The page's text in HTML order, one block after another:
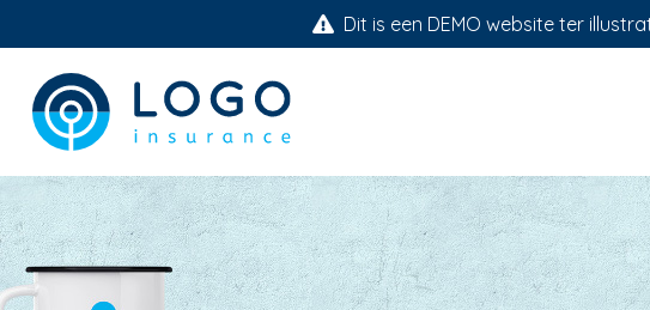
Dit is een DEMO website ter